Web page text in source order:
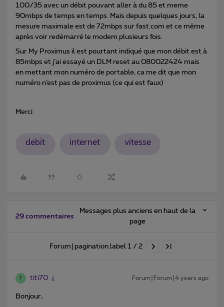
100/35 avec un débit pouvant aller à du 85 et meme
90mbps de temps en temps. Mais depuis quelques jours, la
mesure maximale est de 72mbps sur fast.com et ce même
après voir redémarré le modem plusieurs fois.
Sur My Proximus il est pourtant indiqué que mon débit est à
85mbps et j’ai essayé un DLM reset au 080022424 mais
en mettant mon numéro de portable, ca me dit que mon
numéro n’est pas de proximus (ce qui est faux)
Merci
debit internet vitesse
29 commentaires
Messages plus anciens en haut de la
page
Forum|pagination.label 1 / 2
T titi70 Forum|Forum|4 years ago
Bonjour,